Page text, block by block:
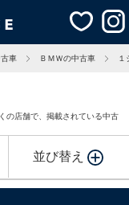
車 ＢＭＷの中古車 １
の店舗で、掲載されている中古
並び替え